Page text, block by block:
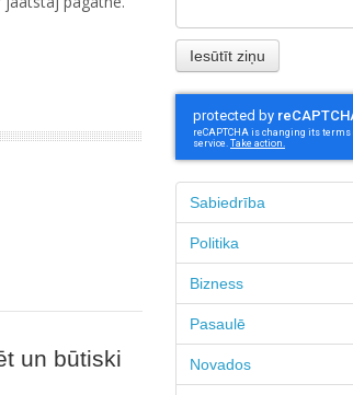
un būtiski
Sabiedrība
Politika
Bizness
Pasaulē
Novados